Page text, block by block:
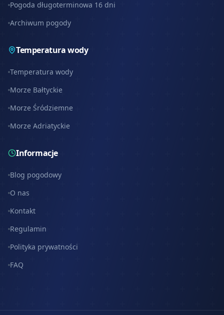
Pogoda długoterminowa 16 dni
Archiwum pogody
Temperatura wody
Temperatura wody
Morze Bałtyckie
Morze Śródziemne
Morze Adriatyckie
Informacje
Blog pogodowy
O nas
Kontakt
Regulamin
Polityka prywatności
FAQ